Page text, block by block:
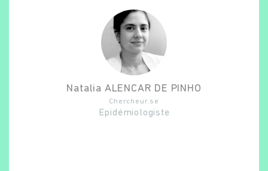
Natalia ALENCAR DE PINHO
Chercheur.se
Epidémiologiste